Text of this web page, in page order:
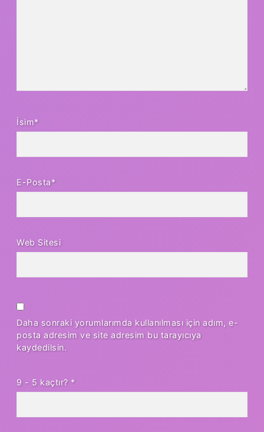
İsim*
E-Posta*
Web Sitesi
Daha sonraki yorumlarımda kullanılması için adım, e-
posta adresim ve site adresim bu tarayıcıya
kaydedilsin.
9 - 5 kaçtır? *